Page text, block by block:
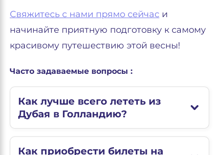
Свяжитесь с нами прямо сейчас и
начинайте приятную подготовку к самому
красивому путешествию этой весны!
Часто задаваемые вопросы :
Как лучше всего лететь из
Дубая в Голландию?
Как приобрести билеты на